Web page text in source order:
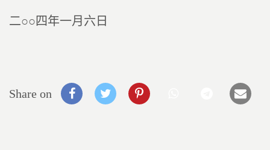
二○○四年一月六日
Share on